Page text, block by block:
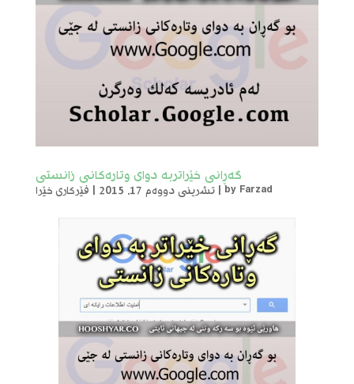
گەڕانی خێراتربە دوای وتارەکانی زانستی
by Farzad
|تشرینی دووەم 17, 2015 | فێرکاری خێرا